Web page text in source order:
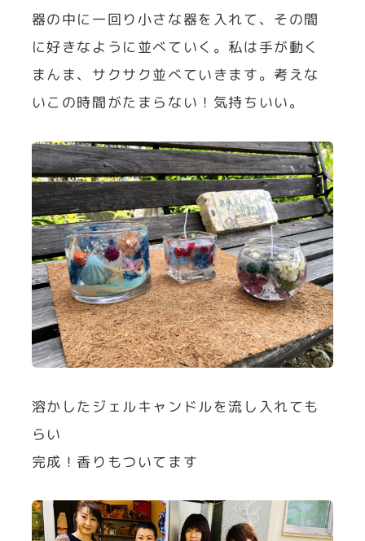
器の中に一回り小さな器を入れて、その間
に好きなように並べていく。私は手が動く
まんま、サクサク並べていきます。考えな
いこの時間がたまらない！気持ちいい。
溶かしたジェルキャンドルを流し入れても
らい
完成！香りもついてます